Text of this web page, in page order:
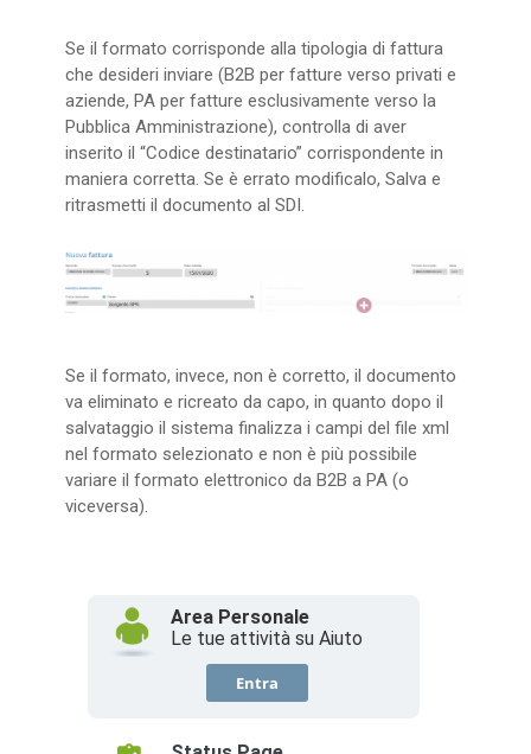
Se il formato corrisponde alla tipologia di fattura
che desideri inviare (B2B per fatture verso privati e
aziende, PA per fatture esclusivamente verso la
Pubblica Amministrazione), controlla di aver
inserito il “Codice destinatario” corrispondente in
maniera corretta. Se è errato modificalo, Salva e
ritrasmetti il documento al SDI.
Se il formato, invece, non è corretto, il documento
va eliminato e ricreato da capo, in quanto dopo il
salvataggio il sistema finalizza i campi del file xml
nel formato selezionato e non è più possibile
variare il formato elettronico da B2B a PA (o
viceversa).